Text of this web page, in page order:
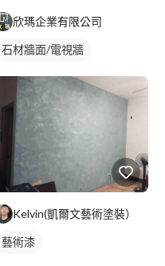
欣瑪企業有限公司
石材牆面/電視牆
Kelvin(凱爾文藝術塗裝）
藝術漆